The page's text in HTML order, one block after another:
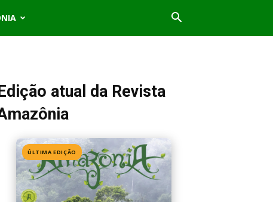
atual da Revista
ÚLTIMA EDIÇÃO